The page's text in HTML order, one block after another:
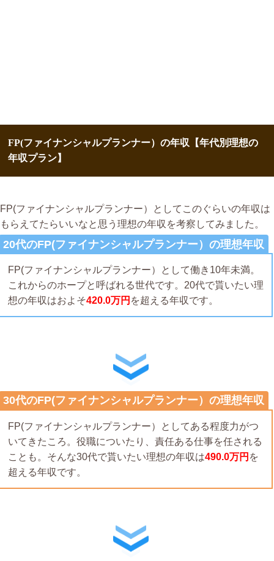
FP(ファイナンシャルプランナー）の年収【年代別理想の
年収プラン】
FP(ファイナンシャルプランナー）としてこのぐらいの年収は
もらえてたらいいなと思う理想の年収を考察してみました。
20代のFP(ファイナンシャルプランナー）の理想年収
FP(ファイナンシャルプランナー）として働き10年未満。
これからのホープと呼ばれる世代です。20代で貰いたい理
想の年収はおよそ420.0万円 を超える年収です。
30代のFP(ファイナンシャルプランナー）の理想年収
FP(ファイナンシャルプランナー）としてある程度力がつ
いてきたころ。役職についたり、責任ある仕事を任される
ことも。そんな30代で貰いたい理想の年収は490.0万円 を
超える年収です。